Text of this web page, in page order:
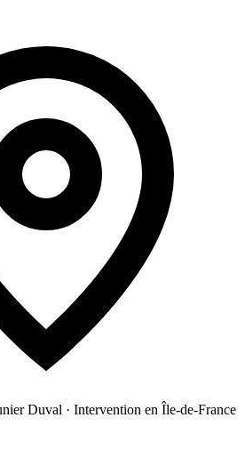
Duval · Intervention en Île-de-France